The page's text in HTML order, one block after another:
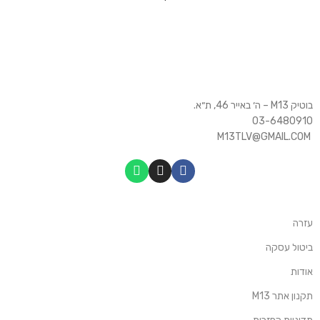
בוטיק M13 – ה׳ באייר 46, ת״א.
03-6480910
עזרה
ביטול עסקה
אודות
תקנון אתר M13